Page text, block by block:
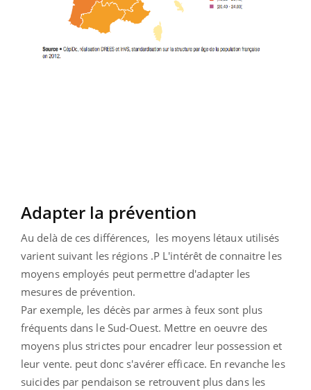
Adapter la prévention
Au delà de ces différences, les moyens létaux utilisés
varient suivant les régions .P L'intérêt de connaitre les
moyens employés peut permettre d'adapter les
mesures de prévention.
Par exemple, les décès par armes à feux sont plus
fréquents dans le Sud-Ouest. Mettre en oeuvre des
moyens plus strictes pour encadrer leur possession et
leur vente. peut donc s'avérer efficace. En revanche les
suicides par pendaison se retrouvent plus dans les